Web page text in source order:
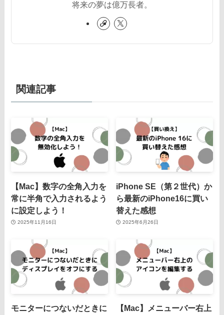
将来の夢は億万長者。
関連記事
【Mac】数字の全角入力を
常に半角で入力されるよう
に設定しよう！
2025年11月16日
iPhone SE（第２世代）か
ら最新のiPhone16に買い
替えた感想
2025年6月26日
モニターにつないだときに
【Mac】メニューバー右上